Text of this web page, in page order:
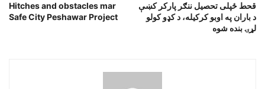
Hitches and obstacles mar
Safe City Peshawar Project
قحط ځپلى تحصيل ننګر پارکر کښې
د باران په اوبو کرکيله، د کډو کولو
لړۍ بنده شوه